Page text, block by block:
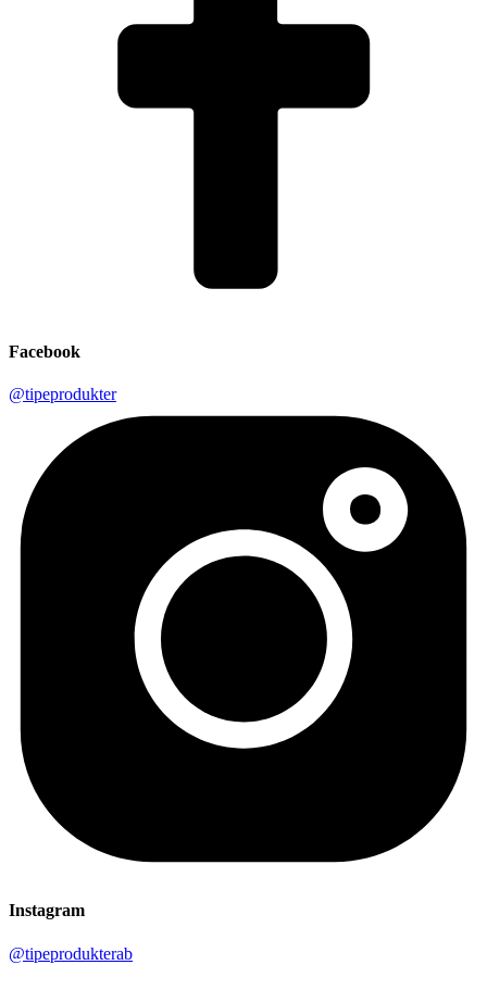
Facebook
@tipeprodukter
Instagram
@tipeprodukterab